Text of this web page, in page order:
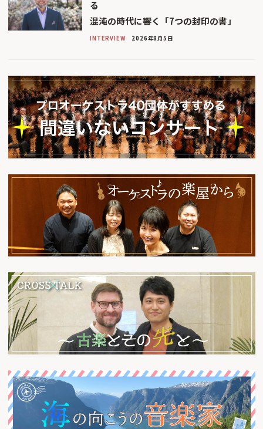
る
混沌の時代に響く「7つの封印の書」
INTERVIEW 2026年8月5日